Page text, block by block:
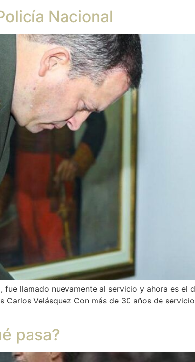
Nacional
fue llamado nuevamente al servicio y ahora es el
Velásquez Con más de 30 años de
pasa?